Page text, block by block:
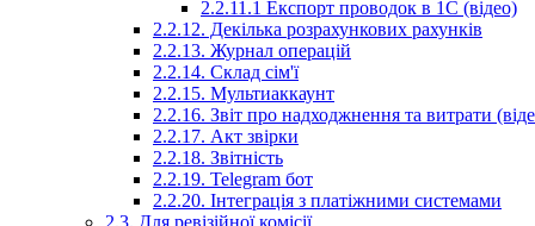
2.2.11.1 Експорт проводок в 1С (відео)
2.2.12. Декілька розрахункових рахунків
2.2.13. Журнал операцій
2.2.14. Склад сім'ї
2.2.15. Мультиаккаунт
2.2.16. Звіт про надходжнення та витрати
2.2.17. Акт звірки
2.2.18. Звітність
2.2.19. Telegram бот
2.2.20. Інтеграція з платіжними системами
2.3. Для ревізійної комісії